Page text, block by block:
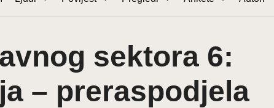
sektora 6:
– preraspodjela